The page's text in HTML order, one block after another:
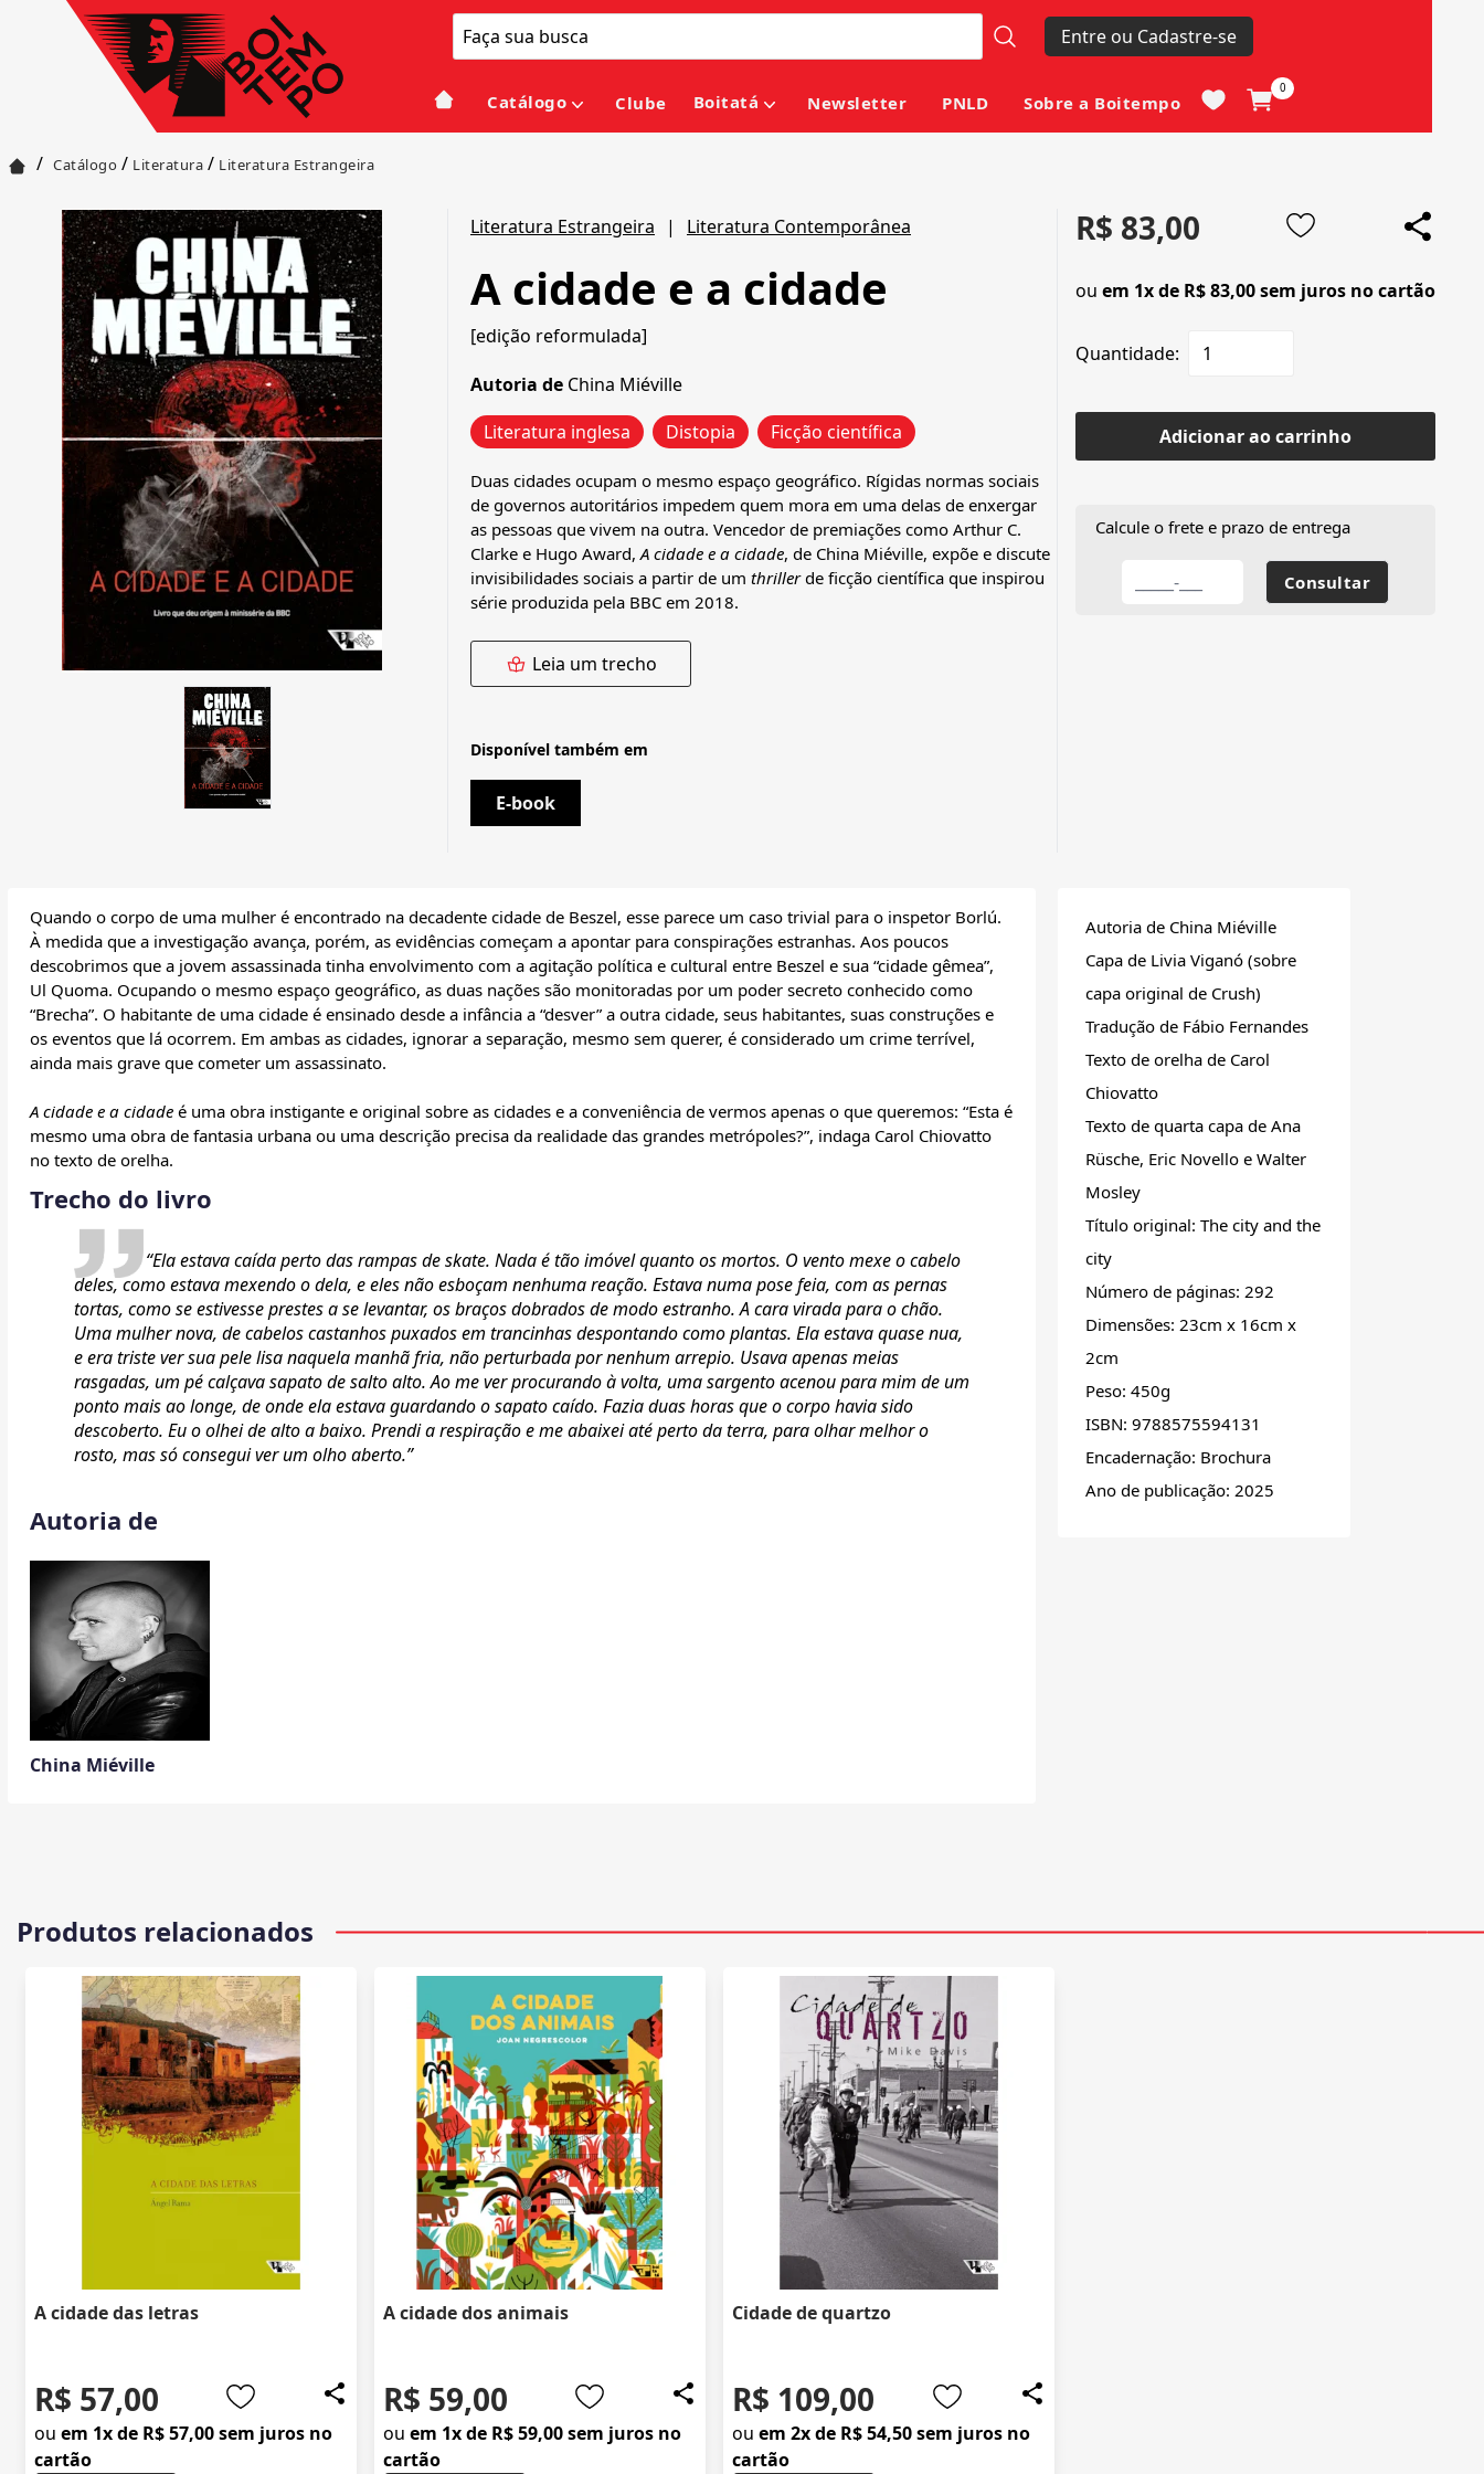
Entre ou Cadastre-se
Catálogo Clube Boitatá Newsletter PNLD Sobre a Boitempo
0
/ Catálogo / Literatura / Literatura Estrangeira
Literatura Estrangeira | Literatura Contemporânea
A cidade e a cidade
[edição reformulada]
Autoria de China Miéville
Literatura inglesa
Distopia Ficção científica
Duas cidades ocupam o mesmo espaço geográfico. Rígidas normas sociais
de governos autoritários impedem quem mora em uma delas de enxergar
as pessoas que vivem na outra. Vencedor de premiações como Arthur C.
Clarke e Hugo Award,A cidade e a cidade, de China Miéville, expõe e discute
invisibilidades sociais a partir de um thrillerde ficção científica que inspirou
série produzida pela BBC em 2018.
Leia um trecho
Disponível também em
E-book
R$ 83,00
ou em 1x de R$ 83,00 sem juros no cartão
Quantidade:
Adicionar ao carrinho
Calcule o frete e prazo de entrega
Quando o corpo de uma mulher é encontrado na decadente cidade de Beszel, esse parece um caso trivial para o inspetor Borlú.
À medida que a investigação avança, porém, as evidências começam a apontar para conspirações estranhas. Aos poucos
descobrimos que a jovem assassinada tinha envolvimento com a agitação política e cultural entre Beszel e sua “cidade gêmea”,
Ul Quoma. Ocupando o mesmo espaço geográfico, as duas nações são monitoradas por um poder secreto conhecido como
“Brecha”. O habitante de uma cidade é ensinado desde a infância a “desver” a outra cidade, seus habitantes, suas construções e
os eventos que lá ocorrem. Em ambas as cidades, ignorar a separação, mesmo sem querer, é considerado um crime terrível,
ainda mais grave que cometer um assassinato.
A cidade e a cidade é uma obra instigante e original sobre as cidades e a conveniência de vermos apenas o que queremos: “Esta é
mesmo uma obra de fantasia urbana ou uma descrição precisa da realidade das grandes metrópoles?”, indaga Carol Chiovatto
no texto de orelha.
Trecho do livro
“Ela estava caída perto das rampas de skate. Nada é tão imóvel quanto os mortos. O vento mexe o cabelo
deles, como estava mexendo o dela, e eles não esboçam nenhuma reação. Estava numa pose feia, com as pernas
tortas, como se estivesse prestes a se levantar, os braços dobrados de modo estranho. A cara virada para o chão.
Uma mulher nova, de cabelos castanhos puxados em trancinhas despontando como plantas. Ela estava quase nua,
e era triste ver sua pele lisa naquela manhã fria, não perturbada por nenhum arrepio. Usava apenas meias
rasgadas, um pé calçava sapato de salto alto. Ao me ver procurando à volta, uma sargento acenou para mim de um
ponto mais ao longe, de onde ela estava guardando o sapato caído. Fazia duas horas que o corpo havia sido
descoberto. Eu o olhei de alto a baixo. Prendi a respiração e me abaixei até perto da terra, para olhar melhor o
rosto, mas só consegui ver um olho aberto.”
Autoria de
China Miéville
Autoria de China Miéville
Capa de Livia Viganó (sobre
capa original de Crush)
Tradução de Fábio Fernandes
Texto de orelha de Carol
Chiovatto
Texto de quarta capa de Ana
Rüsche, Eric Novello e Walter
Mosley
Título original: The city and the
city
Número de páginas: 292
Dimensões: 23cm x 16cm x
2cm
Peso: 450g
ISBN: 9788575594131
Encadernação: Brochura
Ano de publicação: 2025
Produtos relacionados
A cidade das letras
R$ 57,00
ou em 1x de R$ 57,00 sem juros no
cartão
A cidade dos animais
R$ 59,00
ou em 1x de R$ 59,00 sem juros no
cartão
Cidade de quartzo
R$ 109,00
ou em 2x de R$ 54,50 sem juros no
cartão